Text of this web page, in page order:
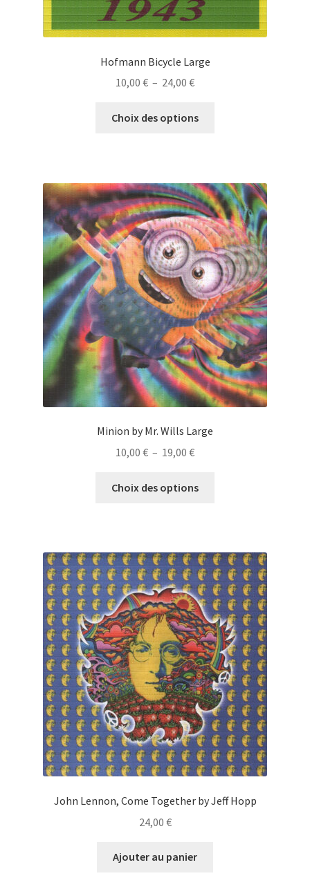
Hofmann Bicycle Large
10,00 € – 24,00 €Plage
prix :
Choix des options
Les
options
peuvent
être
choisies
sur
la
page
du
produit
Minion by Mr. Wills Large
10,00 € – 19,00 €Plage
prix :
Choix des options
variations.
Les
options
peuvent
être
choisies
sur
la
page
du
produit
John Lennon, Come Together by Jeff Hopp
24,00 €
Ajouter au panier